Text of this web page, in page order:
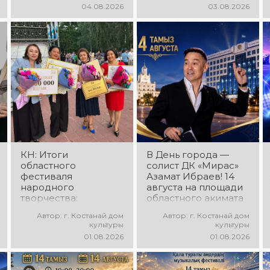
участием детских
творческих
коллективов
проекта «Даму бала»!
Вас ждут яркие
выступления юных
талантов,
прекрасные песни,
зажигательные
танцы и
праздничное
настроение!
04.08.2026
ансамбля танца
«Карнавал»!
ансамбля — Шамиль
Фахрутдинов. Вас
ждут зрелищные
хореографические
постановки, яркие
образы,
зажигательные
ритмы и
праздничное
настроение!
03.08.2026
КН: Итоги
областного
фестиваля
народного
творчества:
Автор: г. Костанай дом
культуры
01.08.2026
В День города —
солист ДК «Мирас»
Азамат Ибраев! 14
августа на площади
областного акимата
концертная
программа Азамата
Ибраева! Вас ждут
любимые песни,
яркое выступление,
Автор: г. Костанай дом
культуры
01.08.2026